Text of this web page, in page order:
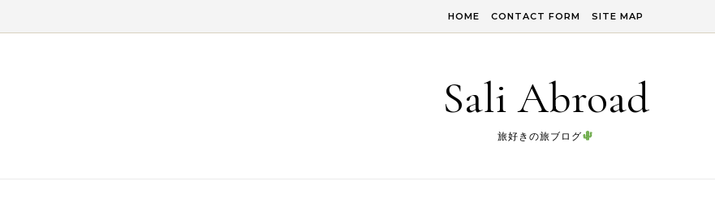
HOME CONTACT FORM SITE MAP
Sali Abroad
旅好きの旅ブログ